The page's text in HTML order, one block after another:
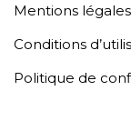
Mentions légales
Conditions
Politique de